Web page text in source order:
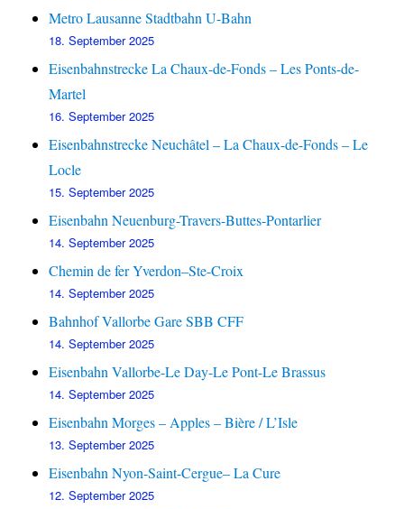
Metro Lausanne Stadtbahn U-Bahn
18. September 2025
Eisenbahnstrecke La Chaux-de-Fonds – Les Ponts-de-
Martel
16. September 2025
Eisenbahnstrecke Neuchâtel – La Chaux-de-Fonds – Le
Locle
15. September 2025
Eisenbahn Neuenburg-Travers-Buttes-Pontarlier
14. September 2025
Chemin de fer Yverdon–Ste-Croix
14. September 2025
Bahnhof Vallorbe Gare SBB CFF
14. September 2025
Eisenbahn Vallorbe-Le Day-Le Pont-Le Brassus
14. September 2025
Eisenbahn Morges – Apples – Bière / L’Isle
13. September 2025
Eisenbahn Nyon-Saint-Cergue– La Cure
12. September 2025